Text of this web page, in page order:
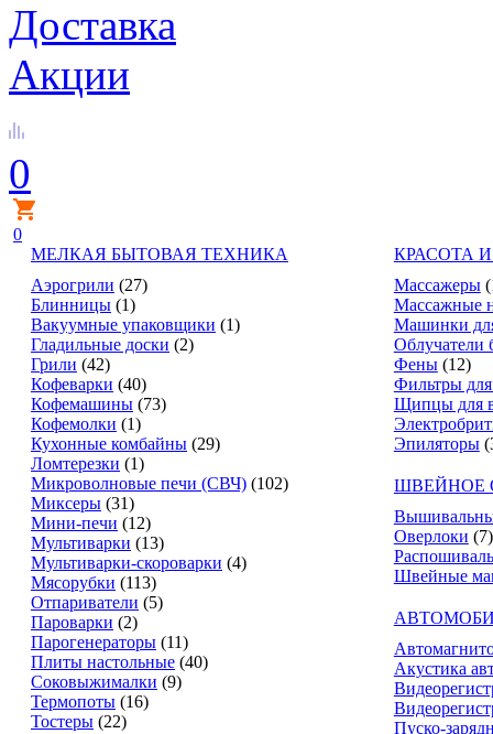
Доставка
Акции
0
0
МЕЛКАЯ БЫТОВАЯ ТЕХНИКА
Аэрогрили (27)
Блинницы (1)
Вакуумные упаковщики (1)
Гладильные доски (2)
Грили (42)
Кофеварки (40)
Кофемашины (73)
Кофемолки (1)
Кухонные комбайны (29)
Ломтерезки (1)
Микроволновые печи (СВЧ) (102)
Миксеры (31)
Мини-печи (12)
Мультиварки (13)
Мультиварки-скороварки (4)
Мясорубки (113)
Отпариватели (5)
Пароварки (2)
Парогенераторы (11)
Плиты настольные (40)
Соковыжималки (9)
Термопоты (16)
Тостеры (22)
КРАСОТА
Массажеры
Массажные
Машинки
Облучатели
Фены (12)
Фильтры
Щипцы для
Эпиляторы
ШВЕЙНОЕ
Оверлоки (7)
Швейные
Акустика
Пуско-